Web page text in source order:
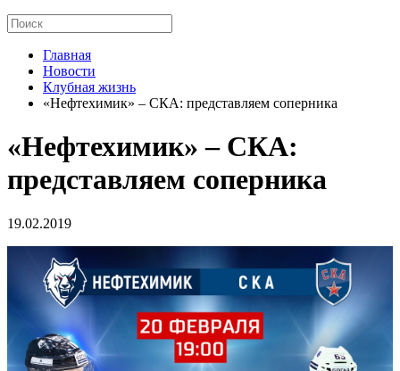
Главная
Новости
Клубная жизнь
«Нефтехимик» – СКА: представляем соперника
«Нефтехимик» – СКА:
представляем соперника
19.02.2019